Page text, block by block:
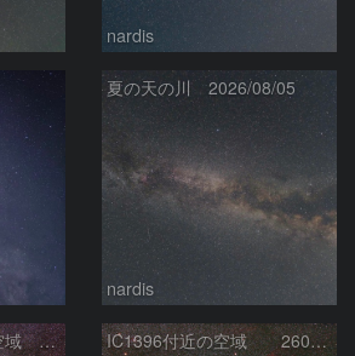
nardis
夏の天の川 2026/08/05
nardis
カシオペア座付近の空域 260720 IC1396付近の空域 260720